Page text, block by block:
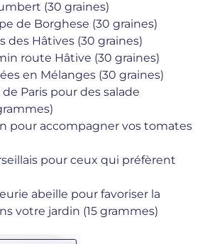
(30 graines)
de Borghese (30 graines)
des Hâtives (30 graines)
route Hâtive (30 graines)
en Mélanges (30 graines)
Paris pour des salade
pour accompagner vos tomates
pour ceux qui préfèrent
abeille pour favoriser la
votre jardin (15 grammes)